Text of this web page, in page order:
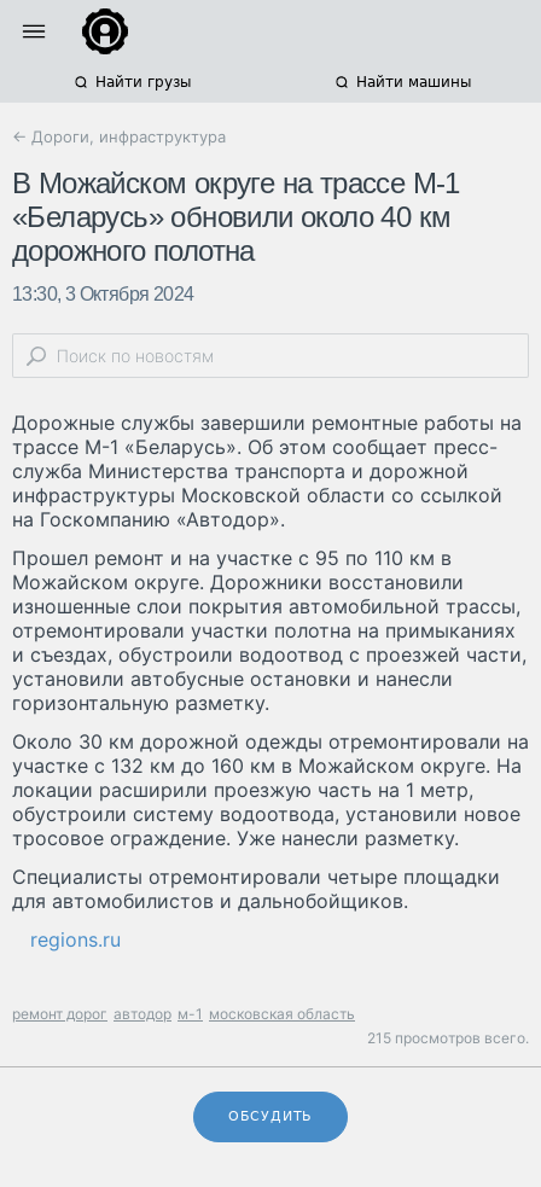
Найти грузы Найти машины
← Дороги, инфраструктура
В Можайском округе на трассе М-1
«Беларусь» обновили около 40 км
дорожного полотна
13:30, 3 Октября 2024
Дорожные службы завершили ремонтные работы на
трассе М-1 «Беларусь». Об этом сообщает пресс-
служба Министерства транспорта и дорожной
инфраструктуры Московской области со ссылкой
на Госкомпанию «Автодор».
Прошел ремонт и на участке с 95 по 110 км в
Можайском округе. Дорожники восстановили
изношенные слои покрытия автомобильной трассы,
отремонтировали участки полотна на примыканиях
и съездах, обустроили водоотвод с проезжей части,
установили автобусные остановки и нанесли
горизонтальную разметку.
Около 30 км дорожной одежды отремонтировали на
участке с 132 км до 160 км в Можайском округе. На
локации расширили проезжую часть на 1 метр,
обустроили систему водоотвода, установили новое
тросовое ограждение. Уже нанесли разметку.
Специалисты отремонтировали четыре площадки
для автомобилистов и дальнобойщиков.
regions.ru
ремонт дорог автодор м-1 московская область
215 просмотров всего.
ОБСУДИТЬ